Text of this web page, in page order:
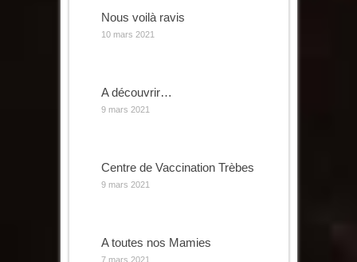
Nous voilà ravis
10 mars 2021
A découvrir…
9 mars 2021
Centre de Vaccination Trèbes
9 mars 2021
A toutes nos Mamies
7 mars 2021